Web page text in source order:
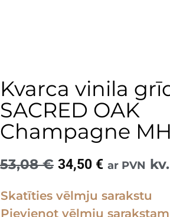
Kvarca vinila
SACRED OAK
Champagne MH
53,08€ Original
was:
34,50 € Current
is:
ar PVN
Skatīties vēlmju sarakstu
Pievienot vēlmju sarakstam